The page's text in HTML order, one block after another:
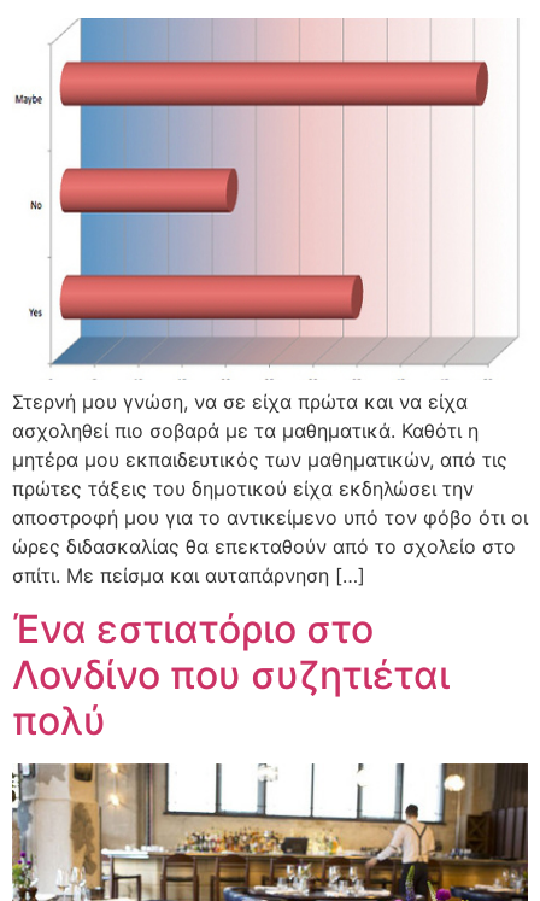
Στερνή μου γνώση, να σε είχα πρώτα και να είχα
ασχοληθεί πιο σοβαρά με τα μαθηματικά. Καθότι η
μητέρα μου εκπαιδευτικός των μαθηματικών, από τις
πρώτες τάξεις του δημοτικού είχα εκδηλώσει την
αποστροφή μου για το αντικείμενο υπό τον φόβο ότι οι
ώρες διδασκαλίας θα επεκταθούν από το σχολείο στο
σπίτι. Με πείσμα και αυταπάρνηση […]
Ένα εστιατόριο στο
Λονδίνο που συζητιέται
πολύ